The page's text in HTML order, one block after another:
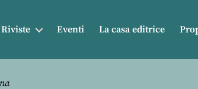
Riviste Eventi La casa editrice